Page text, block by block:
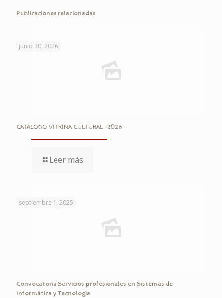
Publicaciones relacionadas
junio 30, 2026
CATÁLOGO VITRINA CULTURAL -2026-
Leer más
septiembre 1, 2025
Convocatoria Servicios profesionales en Sistemas de
Informática y Tecnología